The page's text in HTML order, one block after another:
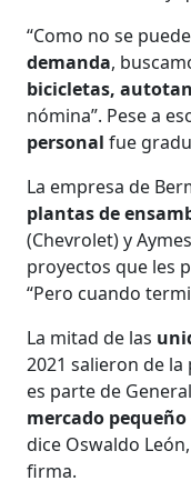
“Como no se
demanda,
bicicletas,
nómina”. Pese a
personal fue
La empresa de
plantas de
(Chevrolet) y
proyectos que les
“Pero cuando
La mitad de las
2021 salieron de la
es parte de
mercado pequeño
dice Oswaldo
firma.